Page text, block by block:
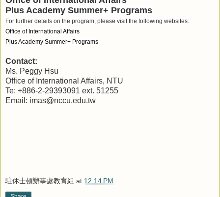
Plus Academy Summer+ Programs
For further details on the program, please visit the following websites:
Office of International Affairs
Plus Academy Summer+ Programs
Contact:
Ms. Peggy Hsu
Office of International Affairs, NTU
Te: +886-2-29393091 ext. 51255
Email: imas@nccu.edu.tw
駐休士頓辦事處教育組 at 12:14 PM